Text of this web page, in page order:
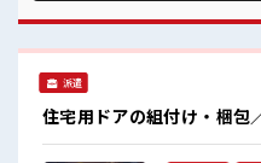
中】 キレイに整備さ
過ぎはNGですが髪の
派遣
住宅用ドアの組付け・梱包